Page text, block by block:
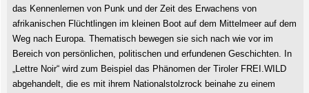
das Kennenlernen von Punk und der Zeit des Erwachens von
afrikanischen Flüchtlingen im kleinen Boot auf dem Mittelmeer auf dem
Weg nach Europa. Thematisch bewegen sie sich nach wie vor im
Bereich von persönlichen, politischen und erfundenen Geschichten. In
„Lettre Noir“ wird zum Beispiel das Phänomen der Tiroler FREI.WILD
abgehandelt, die es mit ihrem Nationalstolzrock beinahe zu einem